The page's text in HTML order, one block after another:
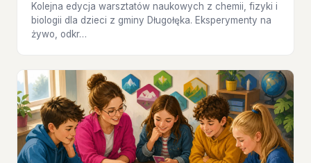
Kolejna edycja warsztatów naukowych z chemii, fizyki i
biologii dla dzieci z gminy Długołęka. Eksperymenty na
żywo, odkr…